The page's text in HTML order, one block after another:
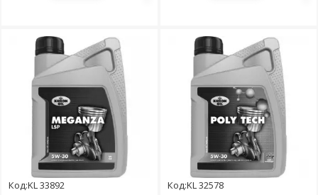
Код:KL 33892 Код:KL 32578